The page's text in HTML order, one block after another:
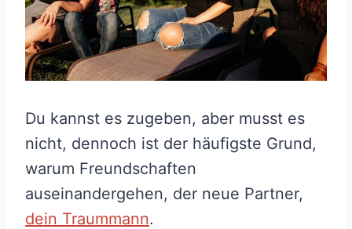
Du kannst es zugeben, aber musst es
nicht, dennoch ist der häufigste Grund,
warum Freundschaften
auseinandergehen, der neue Partner,
dein Traummann.